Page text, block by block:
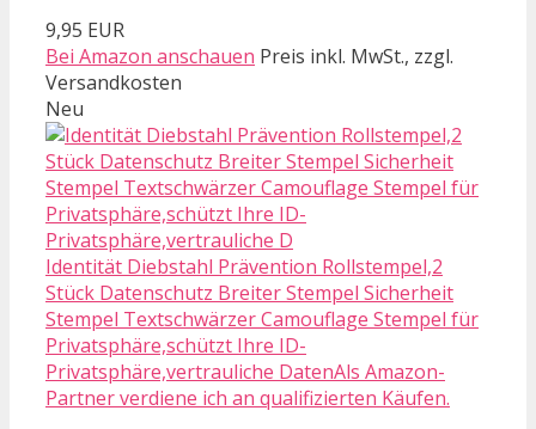
9,95 EUR
Bei Amazon anschauen Preis inkl. MwSt., zzgl.
Versandkosten
Neu
Identität Diebstahl Prävention Rollstempel,2
Stück Datenschutz Breiter Stempel Sicherheit
Stempel Textschwärzer Camouflage Stempel für
Privatsphäre,schützt Ihre ID-
Privatsphäre,vertrauliche DatenAls Amazon-
Partner verdiene ich an qualifizierten Käufen.